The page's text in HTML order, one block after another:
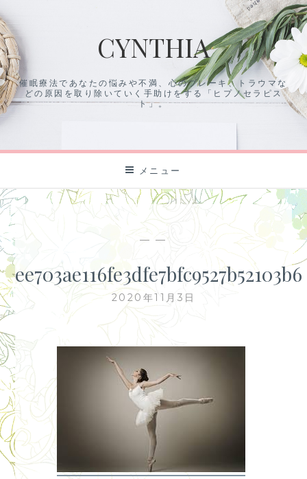
ン
テ
ン
ツ
に
ス
キ
プ
CYNTHIA
催眠療法であなたの悩みや不満、心のブレーキ、トラウマな
どの原因を取り除いていく手助けをする「ヒプノセラピス
ト」。
メニュー
— —
ee703ae116fe3dfe7bfc9527b52103b6
2020年11月3日